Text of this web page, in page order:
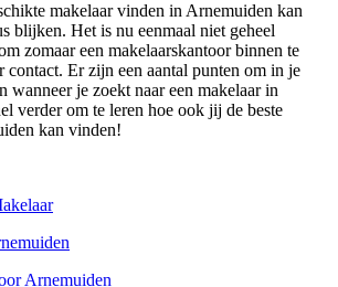
makelaar vinden in Arnemuiden kan
blijken. Het is nu eenmaal niet geheel
zomaar een makelaarskantoor binnen te
contact. Er zijn een aantal punten om in je
wanneer je zoekt naar een makelaar in
verder om te leren hoe ook jij de beste
kan vinden!
Arnemuiden